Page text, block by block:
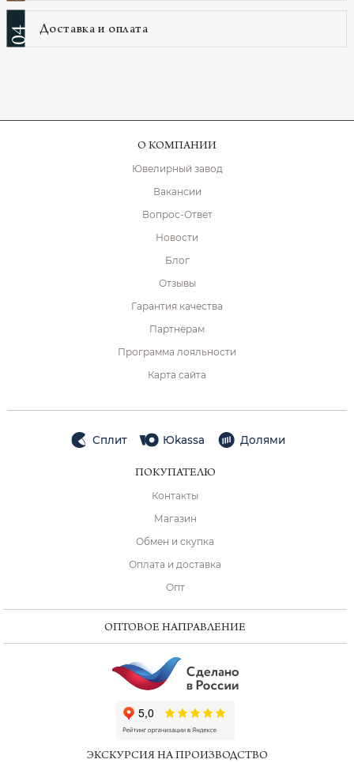
04 Доставка и оплата
О КОМПАНИИ
Ювелирный завод
Вакансии
Вопрос-Ответ
Новости
Блог
Отзывы
Гарантия качества
Партнёрам
Программа лояльности
Карта сайта
Сплит Юkassa Долями
ПОКУПАТЕЛЮ
Контакты
Магазин
Обмен и скупка
Оплата и доставка
Опт
ОПТОВОЕ НАПРАВЛЕНИЕ
ЭКСКУРСИЯ НА ПРОИЗВОДСТВО